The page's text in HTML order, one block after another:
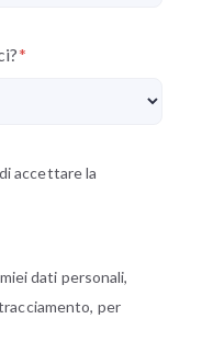
*
accettare la
dati personali,
per